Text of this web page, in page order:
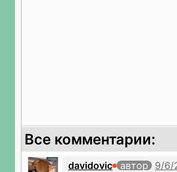
Все комментарии:
davidovic
автор